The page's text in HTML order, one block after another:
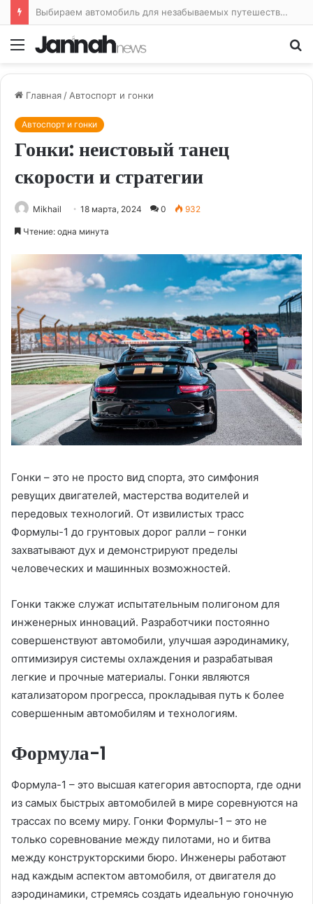
Выбираем автомобиль для незабываемых путешествий
Меню
Главная / Автоспорт и гонки
Автоспорт и гонки
Гонки: неистовый танец
скорости и стратегии
Mikhail 18 марта, 2024 0 932
Чтение: одна минута
Гонки – это не просто вид спорта, это симфония
ревущих двигателей, мастерства водителей и
передовых технологий. От извилистых трасс
Формулы-1 до грунтовых дорог ралли – гонки
захватывают дух и демонстрируют пределы
человеческих и машинных возможностей.
Гонки также служат испытательным полигоном для
инженерных инноваций. Разработчики постоянно
совершенствуют автомобили, улучшая аэродинамику,
оптимизируя системы охлаждения и разрабатывая
легкие и прочные материалы. Гонки являются
катализатором прогресса, прокладывая путь к более
совершенным автомобилям и технологиям.
Формула-1
Формула-1 – это высшая категория автоспорта, где одни
из самых быстрых автомобилей в мире соревнуются на
трассах по всему миру. Гонки Формулы-1 – это не
только соревнование между пилотами, но и битва
между конструкторскими бюро. Инженеры работают
над каждым аспектом автомобиля, от двигателя до
аэродинамики, стремясь создать идеальную гоночную